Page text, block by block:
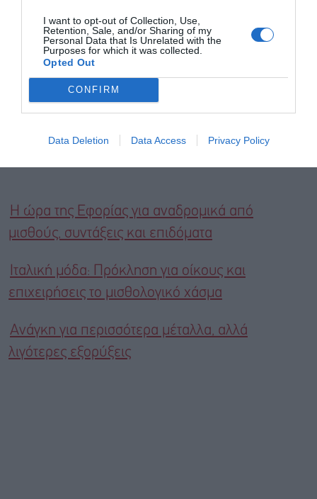
I want to opt-out of Collection, Use,
Retention, Sale, and/or Sharing of my
Personal Data that Is Unrelated with the
Purposes for which it was collected.
Opted Out
CONFIRM
Data Deletion Data Access Privacy Policy
Η ώρα της Εφορίας για αναδρομικά από
μισθούς, συντάξεις και επιδόματα
Ιταλική μόδα: Πρόκληση για οίκους και
επιχειρήσεις το μισθολογικό χάσμα
Ανάγκη για περισσότερα μέταλλα, αλλά
λιγότερες εξορύξεις